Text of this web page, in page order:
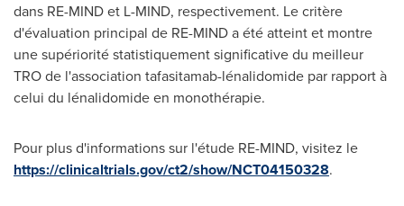
dans RE-MIND et L-MIND, respectivement. Le critère
d'évaluation principal de RE-MIND a été atteint et montre
une supériorité statistiquement significative du meilleur
TRO de l'association tafasitamab-lénalidomide par rapport à
celui du lénalidomide en monothérapie.
Pour plus d'informations sur l'étude RE-MIND, visitez le
https://clinicaltrials.gov/ct2/show/NCT04150328.